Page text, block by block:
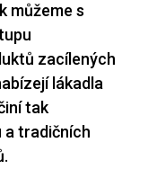
můžeme s
zacílených
lákadla
tak
a tradičních